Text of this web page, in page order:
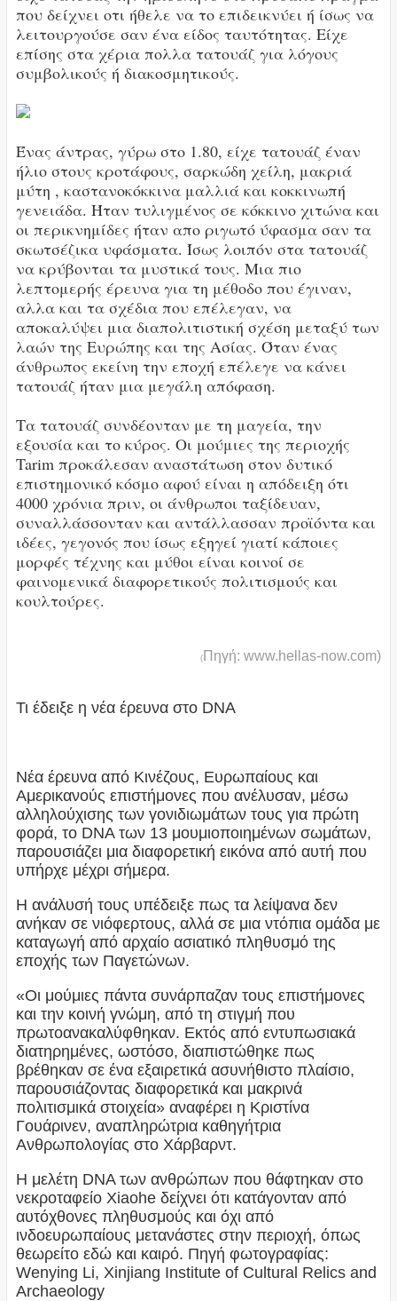
που δείχνει οτι ήθελε να το επιδεικνύει ή ίσως να
λειτουργούσε σαν ένα είδος ταυτότητας. Είχε
επίσης στα χέρια πολλα τατουάζ για λόγους
συμβολικούς ή διακοσμητικούς.
Ένας άντρας, γύρω στο 1.80, είχε τατουάζ έναν
ήλιο στους κροτάφους, σαρκώδη χείλη, μακριά
μύτη , καστανοκόκκινα μαλλιά και κοκκινωπή
γενειάδα. Ήταν τυλιγμένος σε κόκκινο χιτώνα και
οι περικνημίδες ήταν απο ριγωτό ύφασμα σαν τα
σκωτσέζικα υφάσματα. Ίσως λοιπόν στα τατουάζ
να κρύβονται τα μυστικά τους. Μια πιο
λεπτομερής έρευνα για τη μέθοδο που έγιναν,
αλλα και τα σχέδια που επέλεγαν, να
αποκαλύψει μια διαπολιτιστική σχέση μεταξύ των
λαών της Ευρώπης και της Ασίας. Όταν ένας
άνθρωπος εκείνη την εποχή επέλεγε να κάνει
τατουάζ ήταν μια μεγάλη απόφαση.
Tα τατουάζ συνδέονταν με τη μαγεία, την
εξουσία και το κύρος. Οι μούμιες της περιοχής
Tarim προκάλεσαν αναστάτωση στον δυτικό
επιστημονικό κόσμο αφού είναι η απόδειξη ότι
4000 χρόνια πριν, οι άνθρωποι ταξίδευαν,
συναλλάσσονταν και αντάλλασσαν προϊόντα και
ιδέες, γεγονός που ίσως εξηγεί γιατί κάποιες
μορφές τέχνης και μύθοι είναι κοινοί σε
φαινομενικά διαφορετικούς πολιτισμούς και
κουλτούρες.
( Πηγή: www.hellas-now.com)
Τι έδειξε η νέα έρευνα στο DNA
Νέα έρευνα από Κινέζους, Ευρωπαίους και
Αμερικανούς επιστήμονες που ανέλυσαν, μέσω
αλληλούχισης των γονιδιωμάτων τους για πρώτη
φορά, το DNA των 13 μουμιοποιημένων σωμάτων,
παρουσιάζει μια διαφορετική εικόνα από αυτή που
υπήρχε μέχρι σήμερα.
Η ανάλυσή τους υπέδειξε πως τα λείψανα δεν
ανήκαν σε νιόφερτους, αλλά σε μια ντόπια ομάδα με
καταγωγή από αρχαίο ασιατικό πληθυσμό της
εποχής των Παγετώνων.
«Οι μούμιες πάντα συνάρπαζαν τους επιστήμονες
και την κοινή γνώμη, από τη στιγμή που
πρωτοανακαλύφθηκαν. Εκτός από εντυπωσιακά
διατηρημένες, ωστόσο, διαπιστώθηκε πως
βρέθηκαν σε ένα εξαιρετικά ασυνήθιστο πλαίσιο,
παρουσιάζοντας διαφορετικά και μακρινά
πολιτισμικά στοιχεία» αναφέρει η Κριστίνα
Γουάρινεν, αναπληρώτρια καθηγήτρια
Ανθρωπολογίας στο Χάρβαρντ.
Η μελέτη DNA των ανθρώπων που θάφτηκαν στο
νεκροταφείο Xiaohe δείχνει ότι κατάγονταν από
αυτόχθονες πληθυσμούς και όχι από
ινδοευρωπαίους μετανάστες στην περιοχή, όπως
θεωρείτο εδώ και καιρό. Πηγή φωτογραφίας:
Wenying Li, Xinjiang Institute of Cultural Relics and
Archaeology